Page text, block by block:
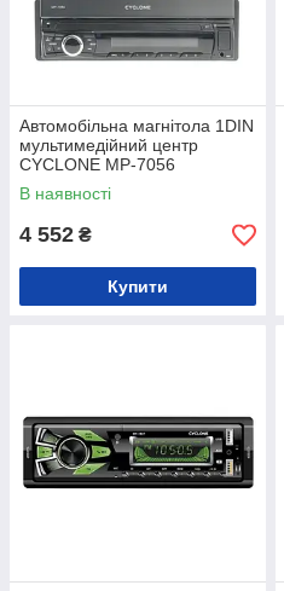
Автомобільна магнітола 1DIN
мультимедійний центр
CYCLONE MP-7056
В наявності
4 552 ₴
Купити